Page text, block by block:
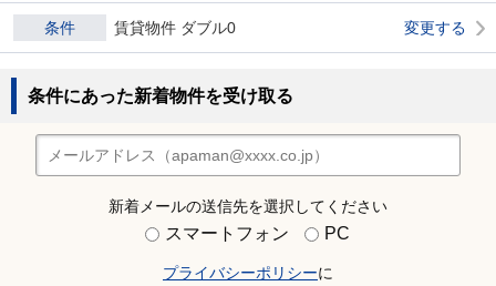
条件 賃貸物件 ダブル0 変更する
条件にあった新着物件を受け取る
新着メールの送信先を選択してください
スマートフォン PC
プライバシーポリシーに